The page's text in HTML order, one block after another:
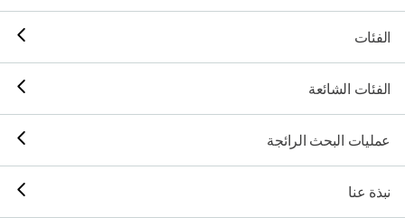
الفئات
الفئات الشائعة
عمليات البحث الرائجة
نبذة عنا